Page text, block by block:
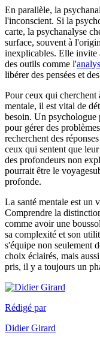
En parallèle, la
l'inconscient. Si la
carte, la psychanalyse
surface, souvent à
inexplicables. Elle invite
des outils comme l'
libérer des pensées et
Pour ceux qui cherchent
mentale, il est vital de
besoin. Un psychologue
pour gérer des
recherchent des
ceux qui sentent que
des profondeurs non
pourrait être le
profonde.
La santé mentale est un
Comprendre la
comme avoir une
sa complexité et son
s'équipe non seulement
choix éclairés, mais
pris, il y a toujours un
Rédigé par
Didier Girard